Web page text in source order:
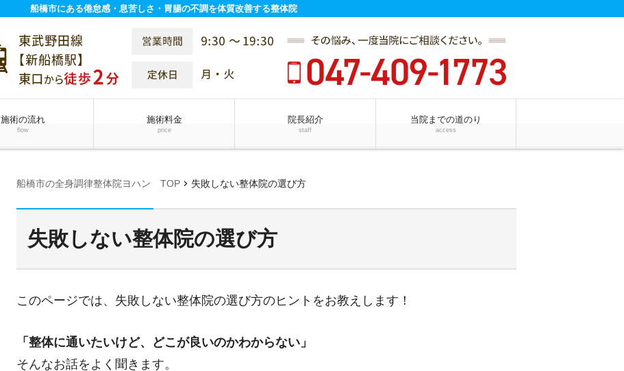
船橋市にある倦怠感・息苦しさ・胃腸の不調を体質改善する整体院
施術の流れ
flow
施術料金
price
院長紹介
staff
当院までの道のり
access
船橋市の全身調律整体院ヨハン TOP chevron_right 失敗しない整体院の選び方
失敗しない整体院の選び方
このページでは、失敗しない整体院の選び方のヒントをお教えします！
「整体に通いたいけど、どこが良いのかわからない」
そんなお話をよく聞きます。